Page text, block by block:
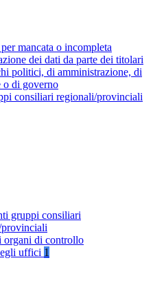
mancata o incompleta
dei dati da parte dei titolari
politici, di amministrazione, di
o di governo
consiliari regionali/provinciali
gruppi consiliari
organi di controllo
uffici 1